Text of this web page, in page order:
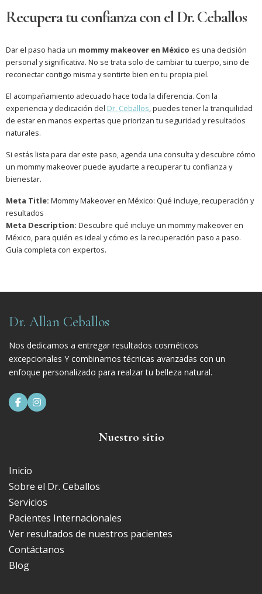
Recupera tu confianza con el Dr. Ceballos
Dar el paso hacia un mommy makeover en México es una decisión
personal y significativa. No se trata solo de cambiar tu cuerpo, sino de
reconectar contigo misma y sentirte bien en tu propia piel.
El acompañamiento adecuado hace toda la diferencia. Con la
experiencia y dedicación del Dr. Ceballos, puedes tener la tranquilidad
de estar en manos expertas que priorizan tu seguridad y resultados
naturales.
Si estás lista para dar este paso, agenda una consulta y descubre cómo
un mommy makeover puede ayudarte a recuperar tu confianza y
bienestar.
Meta Title: Mommy Makeover en México: Qué incluye, recuperación y
resultados
Meta Description: Descubre qué incluye un mommy makeover en
México, para quién es ideal y cómo es la recuperación paso a paso.
Guía completa con expertos.
Dr. Allan Ceballos
Nos dedicamos a entregar resultados cosméticos
excepcionales Y combinamos técnicas avanzadas con un
enfoque personalizado para realzar tu belleza natural.
 
Nuestro sitio
Inicio
Sobre el Dr. Ceballos
Servicios
Pacientes Internacionales
Ver resultados de nuestros pacientes
Contáctanos
Blog